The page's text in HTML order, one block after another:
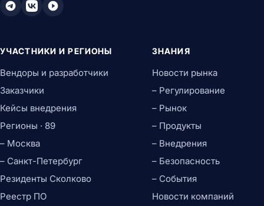
УЧАСТНИКИ И РЕГИОНЫ
Вендоры и разработчики
Заказчики
Кейсы внедрения
Регионы · 89
– Москва
– Санкт-Петербург
Резиденты Сколково
Реестр ПО
ЗНАНИЯ
Новости рынка
– Регулирование
– Рынок
– Продукты
– Внедрения
– Безопасность
– События
Новости компаний